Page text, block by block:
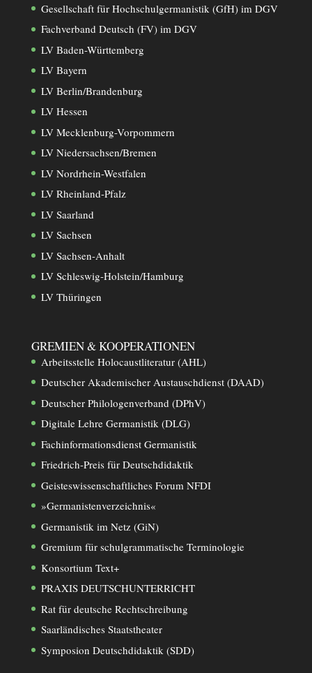
Gesellschaft für Hochschulgermanistik (GfH) im DGV
Fachverband Deutsch (FV) im DGV
LV Baden-Württemberg
LV Bayern
LV Berlin/Brandenburg
LV Hessen
LV Mecklenburg-Vorpommern
LV Niedersachsen/Bremen
LV Nordrhein-Westfalen
LV Rheinland-Pfalz
LV Saarland
LV Sachsen
LV Sachsen-Anhalt
LV Schleswig-Holstein/Hamburg
LV Thüringen
GREMIEN & KOOPERATIONEN
Arbeitsstelle Holocaustliteratur (AHL)
Deutscher Akademischer Austauschdienst (DAAD)
Deutscher Philologenverband (DPhV)
Digitale Lehre Germanistik (DLG)
Fachinformationsdienst Germanistik
Friedrich-Preis für Deutschdidaktik
Geisteswissenschaftliches Forum NFDI
»Germanistenverzeichnis«
Germanistik im Netz (GiN)
Gremium für schulgrammatische Terminologie
Konsortium Text+
PRAXIS DEUTSCHUNTERRICHT
Rat für deutsche Rechtschreibung
Saarländisches Staatstheater
Symposion Deutschdidaktik (SDD)